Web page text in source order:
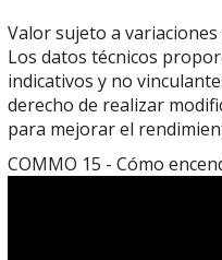
Valor sujeto a
Los datos técnicos
indicativos y no
derecho de realizar
para mejorar el
COMMO 15 - Cómo